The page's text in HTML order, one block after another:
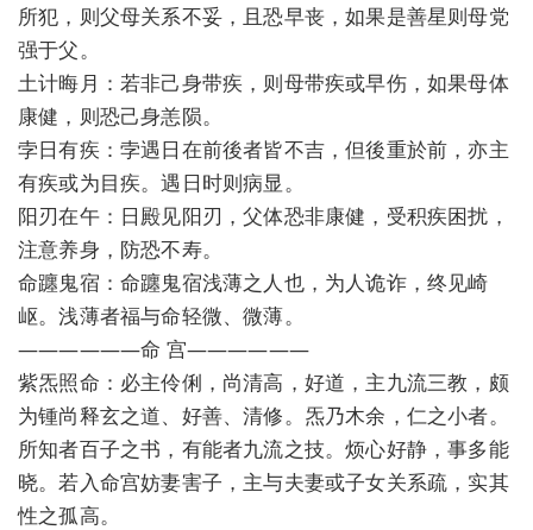
所犯，则父母关系不妥，且恐早丧，如果是善星则母党
强于父。
土计晦月：若非己身带疾，则母带疾或早伤，如果母体
康健，则恐己身恙陨。
孛日有疾：孛遇日在前後者皆不吉，但後重於前，亦主
有疾或为目疾。遇日时则病显。
阳刃在午：日殿见阳刃，父体恐非康健，受积疾困扰，
注意养身，防恐不寿。
命躔鬼宿：命躔鬼宿浅薄之人也，为人诡诈，终见崎
岖。浅薄者福与命轻微、微薄。
——————命 宫——————
紫炁照命：必主伶俐，尚清高，好道，主九流三教，颇
为锺尚释玄之道、好善、清修。炁乃木余，仁之小者。
所知者百子之书，有能者九流之技。烦心好静，事多能
晓。若入命宫妨妻害子，主与夫妻或子女关系疏，实其
性之孤高。